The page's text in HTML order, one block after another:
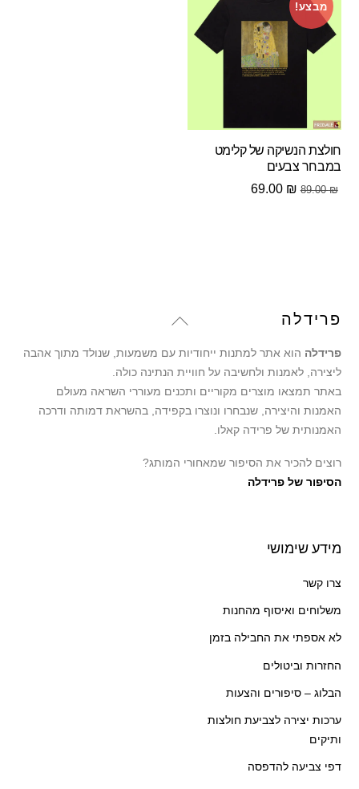
מבצע!
חולצת הנשיקה של קלימט
במבחר צבעים
89.00₪
המחיר
69.00 ₪
המחיר
Back
Top
פרידלה
פרידלה הוא אתר למתנות ייחודיות עם משמעות, שנולד מתוך אהבה
ליצירה, לאמנות ולחשיבה על חוויית הנתינה כולה.
באתר תמצאו מוצרים מקוריים ותכנים מעוררי השראה מעולם
האמנות והיצירה, שנבחרו ונוצרו בקפידה, בהשראת דמותה ודרכה
האמנותית של פרידה קאלו.
רוצים להכיר את הסיפור שמאחורי המותג?
הסיפור של פרידלה
מידע שימושי
צרו קשר
משלוחים ואיסוף מהחנות
לא אספתי את החבילה בזמן
החזרות וביטולים
הבלוג – סיפורים והצעות
ערכות יצירה לצביעת חולצות
ותיקים
דפי צביעה להדפסה